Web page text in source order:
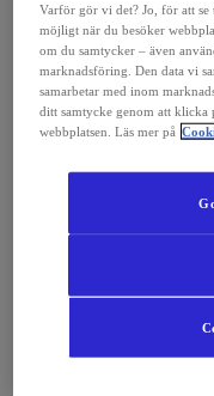
Varför gör vi det? Jo, för att se
möjligt när du besöker
om du samtycker – även
marknadsföring. Den data vi
samarbetar med inom
ditt samtycke genom att klicka
webbplatsen. Läs mer på